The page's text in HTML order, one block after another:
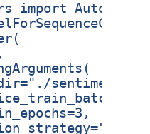
import
(
,
(
="./
=3 ,
=